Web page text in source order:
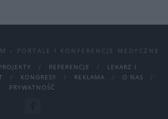
– PORTALE I KONFERENCJE MEDYCZNE
REFERENCJE
LEKARZ I
KONGRESY REKLAMA
O NAS
PRYWATNOŚĆ